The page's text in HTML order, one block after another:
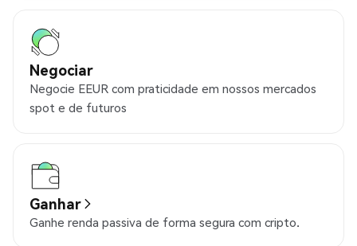
Negociar
Negocie EEUR com praticidade em nossos mercados
spot e de futuros
Ganhar
Ganhe renda passiva de forma segura com cripto.